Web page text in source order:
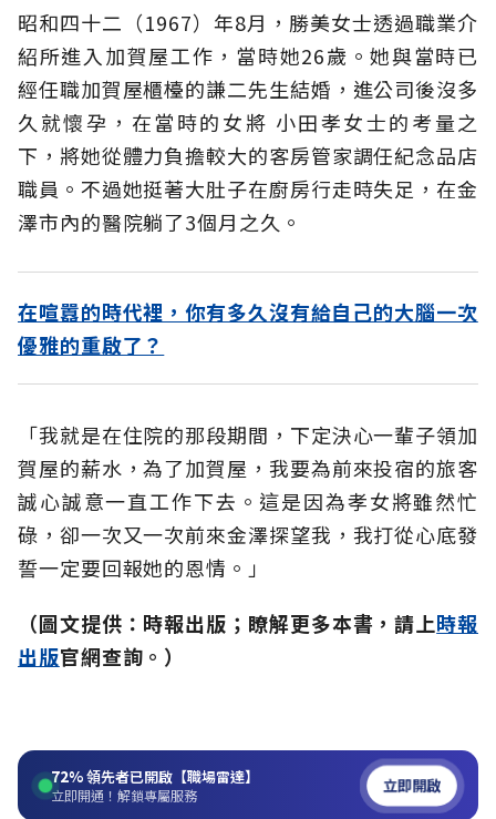
昭和四十二（1967）年8月，勝美女士透過職業介
紹所進入加賀屋工作，當時她26歲。她與當時已
經任職加賀屋櫃檯的謙二先生結婚，進公司後沒多
久就懷孕，在當時的女將 小田孝女士的考量之
下，將她從體力負擔較大的客房管家調任紀念品店
職員。不過她挺著大肚子在廚房行走時失足，在金
澤市內的醫院躺了3個月之久。
在喧囂的時代裡，你有多久沒有給自己的大腦一次
優雅的重啟了？
「我就是在住院的那段期間，下定決心一輩子領加
賀屋的薪水，為了加賀屋，我要為前來投宿的旅客
誠心誠意一直工作下去。這是因為孝女將雖然忙
碌，卻一次又一次前來金澤探望我，我打從心底發
誓一定要回報她的恩情。」
（圖文提供：時報出版；瞭解更多本書，請上時報
出版官網查詢。）
72%領先者已開啟【職場雷達】
立即開通！解鎖專屬服務 立即開啟